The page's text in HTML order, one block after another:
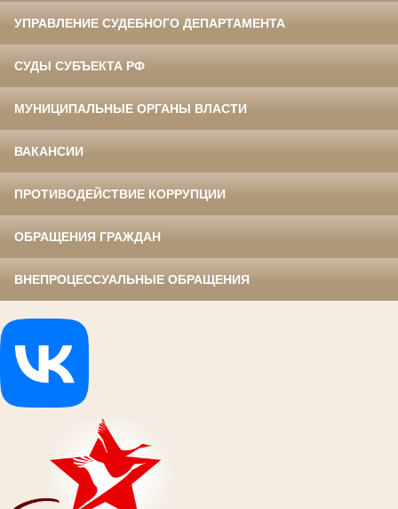
УПРАВЛЕНИЕ СУДЕБНОГО ДЕПАРТАМЕНТА
СУДЫ СУБЪЕКТА РФ
МУНИЦИПАЛЬНЫЕ ОРГАНЫ ВЛАСТИ
ВАКАНСИИ
ПРОТИВОДЕЙСТВИЕ КОРРУПЦИИ
ОБРАЩЕНИЯ ГРАЖДАН
ВНЕПРОЦЕССУАЛЬНЫЕ ОБРАЩЕНИЯ